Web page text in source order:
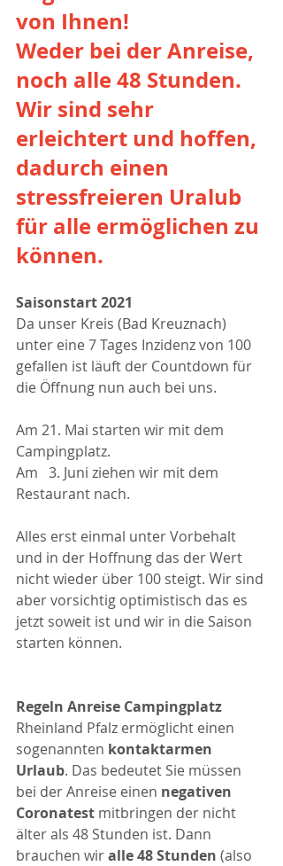
von Ihnen!
Weder bei der Anreise,
noch alle 48 Stunden.
Wir sind sehr
erleichtert und hoffen,
dadurch einen
stressfreieren Uralub
für alle ermöglichen zu
können.
Saisonstart 2021
Da unser Kreis (Bad Kreuznach)
unter eine 7 Tages Inzidenz von 100
gefallen ist läuft der Countdown für
die Öffnung nun auch bei uns.
Am 21. Mai starten wir mit dem
Campingplatz.
Am   3. Juni ziehen wir mit dem
Restaurant nach.
Alles erst einmal unter Vorbehalt
und in der Hoffnung das der Wert
nicht wieder über 100 steigt. Wir sind
aber vorsichtig optimistisch das es
jetzt soweit ist und wir in die Saison
starten können.
Regeln Anreise Campingplatz
Rheinland Pfalz ermöglicht einen
sogenannten kontaktarmen
Urlaub. Das bedeutet Sie müssen
bei der Anreise einen negativen
Coronatest mitbringen der nicht
älter als 48 Stunden ist. Dann
brauchen wir alle 48 Stunden (also